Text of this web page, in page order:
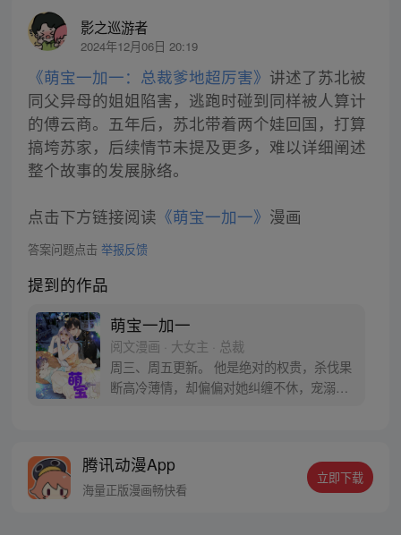
影之巡游者
2024年12月06日 20:19
《萌宝一加一：总裁爹地超厉害》 讲述了苏北被
同父异母的姐姐陷害，逃跑时碰到同样被人算计
的傅云商。五年后，苏北带着两个娃回国，打算
搞垮苏家，后续情节未提及更多，难以详细阐述
整个故事的发展脉络。
点击下方链接阅读 《萌宝一加一》 漫画
答案问题点击 举报反馈
提到的作品
萌宝一加一
阅文漫画 · 大女主 · 总裁
周三、周五更新。 他是绝对的权贵，杀伐果
断高冷薄情，却偏偏对她纠缠不休，宠溺不
先生，你有完没完？” 男人扬唇，笑得深沉
魅惑，“二胎没生，当然没完。”
腾讯动漫App
海量正版漫画畅快看
立即下载